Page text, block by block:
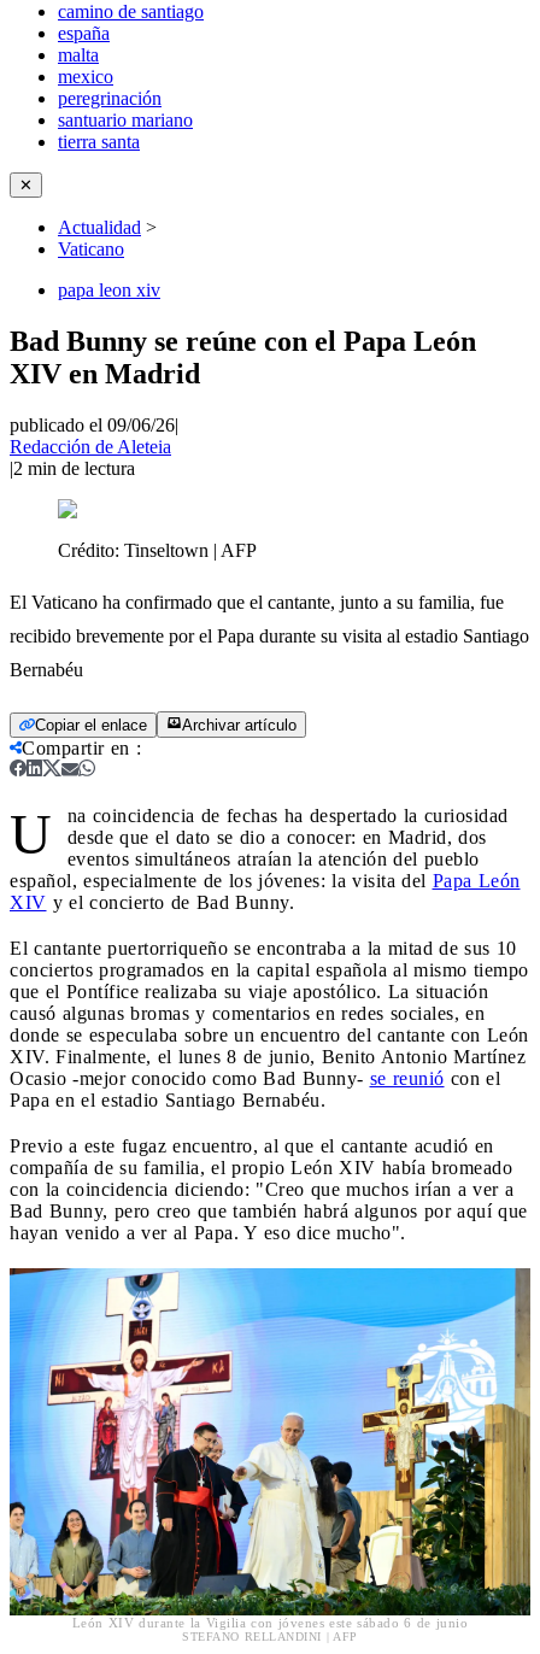
camino de santiago
españa
malta
mexico
peregrinación
santuario mariano
tierra santa
✕
Actualidad >
Vaticano
papa leon xiv
Bad Bunny se reúne con el Papa León
XIV en Madrid
publicado el 09/06/26|
Redacción de Aleteia
|2 min de lectura
Crédito: Tinseltown | AFP
El Vaticano ha confirmado que el cantante, junto a su familia, fue
recibido brevemente por el Papa durante su visita al estadio Santiago
Bernabéu
Copiar el enlace Archivar artículo
Compartir en :
U
na coincidencia de fechas ha despertado la curiosidad
desde que el dato se dio a conocer: en Madrid, dos
eventos simultáneos atraían la atención del pueblo
español, especialmente de los jóvenes: la visita del Papa León
XIV y el concierto de Bad Bunny.
El cantante puertorriqueño se encontraba a la mitad de sus 10
conciertos programados en la capital española al mismo tiempo
que el Pontífice realizaba su viaje apostólico. La situación
causó algunas bromas y comentarios en redes sociales, en
donde se especulaba sobre un encuentro del cantante con León
XIV. Finalmente, el lunes 8 de junio, Benito Antonio Martínez
Ocasio -mejor conocido como Bad Bunny- se reunió con el
Papa en el estadio Santiago Bernabéu.
Previo a este fugaz encuentro, al que el cantante acudió en
compañía de su familia, el propio León XIV había bromeado
con la coincidencia diciendo: "Creo que muchos irían a ver a
Bad Bunny, pero creo que también habrá algunos por aquí que
hayan venido a ver al Papa. Y eso dice mucho".
León XIV durante la Vigilia con jóvenes este sábado 6 de junio
STEFANO RELLANDINI | AFP